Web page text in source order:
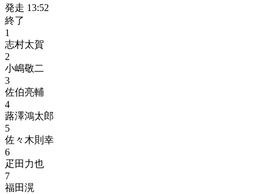
発走 13:52
終了
1
志村太賀
2
小嶋敬二
3
佐伯亮輔
4
蕗澤鴻太郎
5
佐々木則幸
6
疋田力也
7
福田滉